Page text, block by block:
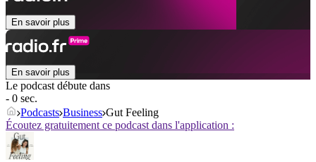
En savoir plus
En savoir plus
Le podcast débute dans
- 0 sec.
Podcasts Business Gut Feeling
Écoutez gratuitement ce podcast dans l'application :